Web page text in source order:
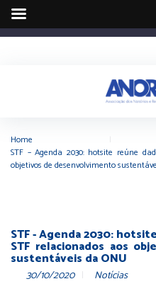
Home
STF – Agenda 2030: hotsite reúne
objetivos de desenvolvimento
STF - Agenda 2030:
STF relacionados aos
sustentáveis da ONU
30/10/2020 Notícias